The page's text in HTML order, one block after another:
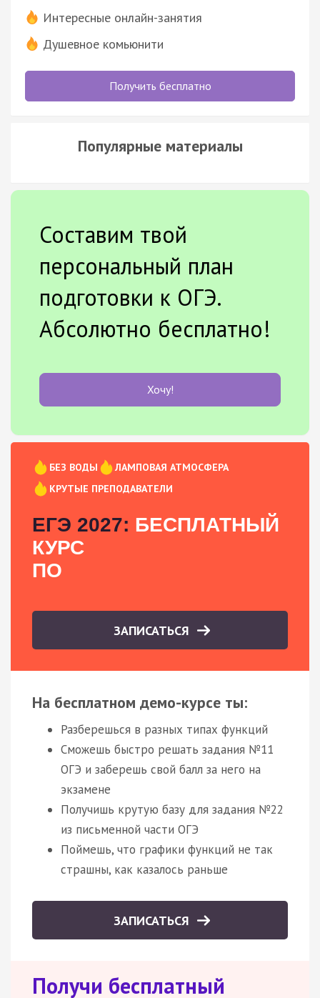
Интересные онлайн-занятия
Душевное комьюнити
Получить бесплатно
Популярные материалы
Составим твой
персональный план
подготовки к ОГЭ.
Абсолютно бесплатно!
Хочу!
БЕЗ ВОДЫ
ЛАМПОВАЯ АТМОСФЕРА
КРУТЫЕ ПРЕПОДАВАТЕЛИ
ЕГЭ 2027: БЕСПЛАТНЫЙ
КУРС
ПО
ЗАПИСАТЬСЯ
На бесплатном демо-курсе ты:
Разберешься в разных типах функций
Сможешь быстро решать задания №11
ОГЭ и заберешь свой балл за него на
экзамене
Получишь крутую базу для задания №22
из письменной части ОГЭ
Поймешь, что графики функций не так
страшны, как казалось раньше
ЗАПИСАТЬСЯ
Получи бесплатный